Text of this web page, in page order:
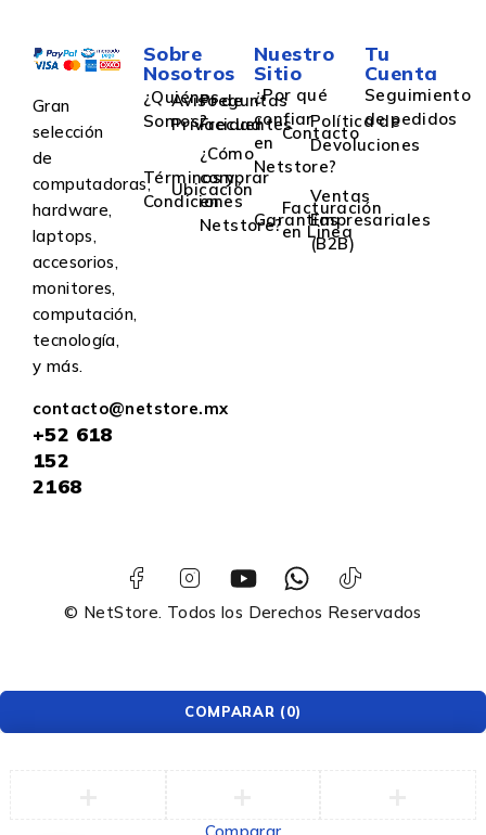
Gran
selección
de
computadoras,
hardware,
laptops,
accesorios,
monitores,
computación,
tecnología,
y más.
contacto@netstore.mx
+52 618
152
2168
Sobre
Nosotros
¿Quiénes
Somos?
Aviso de
Privacidad
Preguntas
Frecuentes
Términos y
Condiciones
Ubicación
¿Cómo
comprar
en
Netstore?
Nuestro
Sitio
¿Por qué
confiar
en
Netstore?
Contacto
Política de
Devoluciones
Garantías
Facturación
en Linea
Ventas
Empresariales
(B2B)
Tu
Cuenta
Seguimiento
de pedidos
© NetStore. Todos los Derechos Reservados
COMPARAR (0)
Comparar